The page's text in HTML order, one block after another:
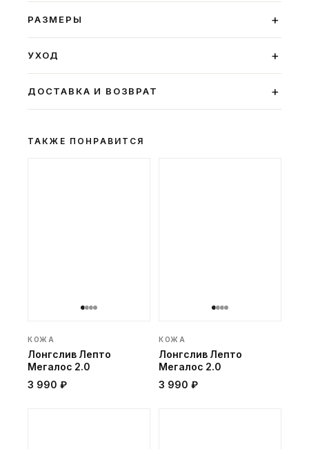
РАЗМЕРЫ +
УХОД +
ДОСТАВКА И ВОЗВРАТ +
ТАКЖЕ ПОНРАВИТСЯ
КОЖА
Лонгслив Лепто
Мегалос 2.0
3 990 ₽
КОЖА
Лонгслив Лепто
Мегалос 2.0
3 990 ₽